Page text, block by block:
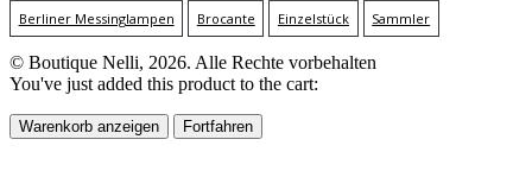
Berliner Messinglampen Brocante Einzelstück Sammler
© Boutique Nelli, 2026. Alle Rechte vorbehalten
You've just added this product to the cart:
Warenkorb anzeigen Fortfahren